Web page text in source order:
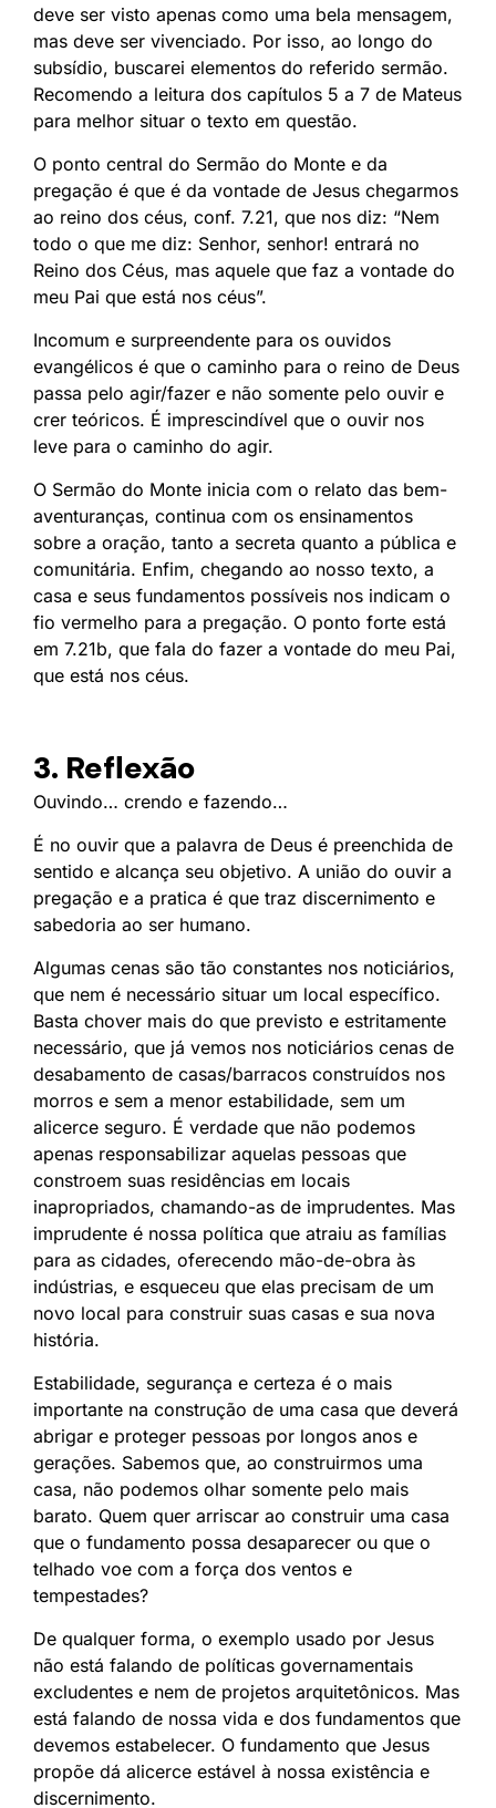
deve ser visto apenas como uma bela mensagem,
mas deve ser vivenciado. Por isso, ao longo do
subsídio, buscarei elementos do referido sermão.
Recomendo a leitura dos capítulos 5 a 7 de Mateus
para melhor situar o texto em questão.
O ponto central do Sermão do Monte e da
pregação é que é da vontade de Jesus chegarmos
ao reino dos céus, conf. 7.21, que nos diz: “Nem
todo o que me diz: Senhor, senhor! entrará no
Reino dos Céus, mas aquele que faz a vontade do
meu Pai que está nos céus”.
Incomum e surpreendente para os ouvidos
evangélicos é que o caminho para o reino de Deus
passa pelo agir/fazer e não somente pelo ouvir e
crer teóricos. É imprescindível que o ouvir nos
leve para o caminho do agir.
O Sermão do Monte inicia com o relato das bem-
aventuranças, continua com os ensinamentos
sobre a oração, tanto a secreta quanto a pública e
comunitária. Enfim, chegando ao nosso texto, a
casa e seus fundamentos possíveis nos indicam o
fio vermelho para a pregação. O ponto forte está
em 7.21b, que fala do fazer a vontade do meu Pai,
que está nos céus.
3. Reflexão
Ouvindo… crendo e fazendo…
É no ouvir que a palavra de Deus é preenchida de
sentido e alcança seu objetivo. A união do ouvir a
pregação e a pratica é que traz discernimento e
sabedoria ao ser humano.
Algumas cenas são tão constantes nos noticiários,
que nem é necessário situar um local específico.
Basta chover mais do que previsto e estritamente
necessário, que já vemos nos noticiários cenas de
desabamento de casas/barracos construídos nos
morros e sem a menor estabilidade, sem um
alicerce seguro. É verdade que não podemos
apenas responsabilizar aquelas pessoas que
constroem suas residências em locais
inapropriados, chamando-as de imprudentes. Mas
imprudente é nossa política que atraiu as famílias
para as cidades, oferecendo mão-de-obra às
indústrias, e esqueceu que elas precisam de um
novo local para construir suas casas e sua nova
história.
Estabilidade, segurança e certeza é o mais
importante na construção de uma casa que deverá
abrigar e proteger pessoas por longos anos e
gerações. Sabemos que, ao construirmos uma
casa, não podemos olhar somente pelo mais
barato. Quem quer arriscar ao construir uma casa
que o fundamento possa desaparecer ou que o
telhado voe com a força dos ventos e
tempestades?
De qualquer forma, o exemplo usado por Jesus
não está falando de políticas governamentais
excludentes e nem de projetos arquitetônicos. Mas
está falando de nossa vida e dos fundamentos que
devemos estabelecer. O fundamento que Jesus
propõe dá alicerce estável à nossa existência e
discernimento.